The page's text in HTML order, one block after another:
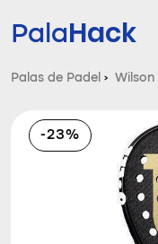
PalaHack
Palas de Padel › Wilson
-23%